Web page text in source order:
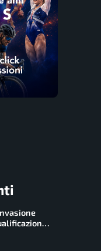
del main